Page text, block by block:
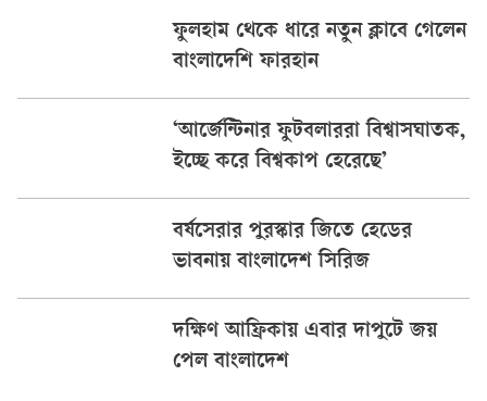
ফুলহাম থেকে ধারে নতুন ক্লাবে গেলেন
বাংলাদেশি ফারহান
‘আর্জেন্টিনার ফুটবলাররা বিশ্বাসঘাতক,
ইচ্ছে করে বিশ্বকাপ হেরেছে’
বর্ষসেরার পুরস্কার জিতে হেডের
ভাবনায় বাংলাদেশ সিরিজ
দক্ষিণ আফ্রিকায় এবার দাপুটে জয়
পেল বাংলাদেশ